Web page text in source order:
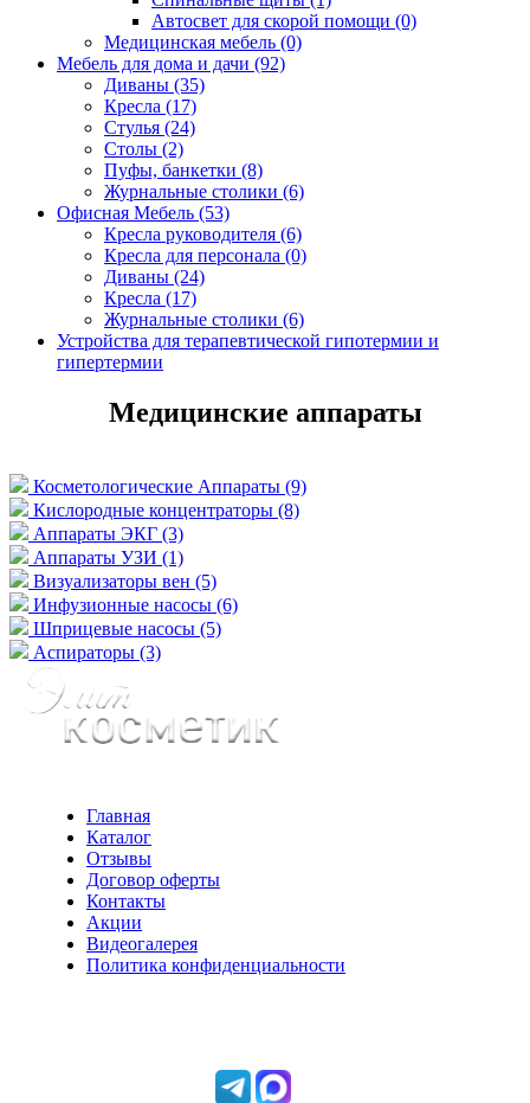
Автосвет для скорой помощи (0)
Медицинская мебель (0)
Мебель для дома и дачи (92)
Диваны (35)
Кресла (17)
Стулья (24)
Столы (2)
Пуфы, банкетки (8)
Журнальные столики (6)
Офисная Мебель (53)
Кресла руководителя (6)
Кресла для персонала (0)
Диваны (24)
Кресла (17)
Журнальные столики (6)
Устройства для терапевтической гипотермии и
гипертермии
Медицинские аппараты
Косметологические Аппараты (9)
Кислородные концентраторы (8)
Аппараты ЭКГ (3)
Аппараты УЗИ (1)
Визуализаторы вен (5)
Инфузионные насосы (6)
Шприцевые насосы (5)
Аспираторы (3)
Главная
Каталог
Отзывы
Договор оферты
Контакты
Акции
Видеогалерея
Политика конфиденциальности